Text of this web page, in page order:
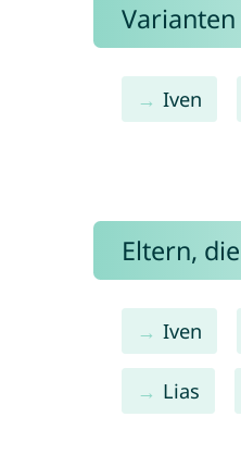
Varianten
Iven
Eltern,
Iven
Lias